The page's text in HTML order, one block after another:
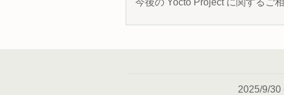
今後の Yocto Project に関するご
2025/9/30